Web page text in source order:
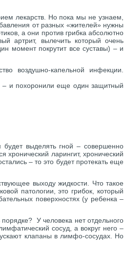
лекарств. Но пока мы не узнаем,
от разных «жителей» нужны
а они против грибка абсолютно
артрит, вылечить который очень
момент покрутит все суставы) – и
воздушно-капельной инфекции.
и похоронили еще один защитный
выделять гной – совершенно
ларингит, хронический
– то это будет протекать еще
выходу жидкости. Что такое
патологии, это грибок, который
поверхностях (у ребенка –
У человека нет отдельного
сосуд, а вокруг него –
клапаны в лимфо-сосудах. Но